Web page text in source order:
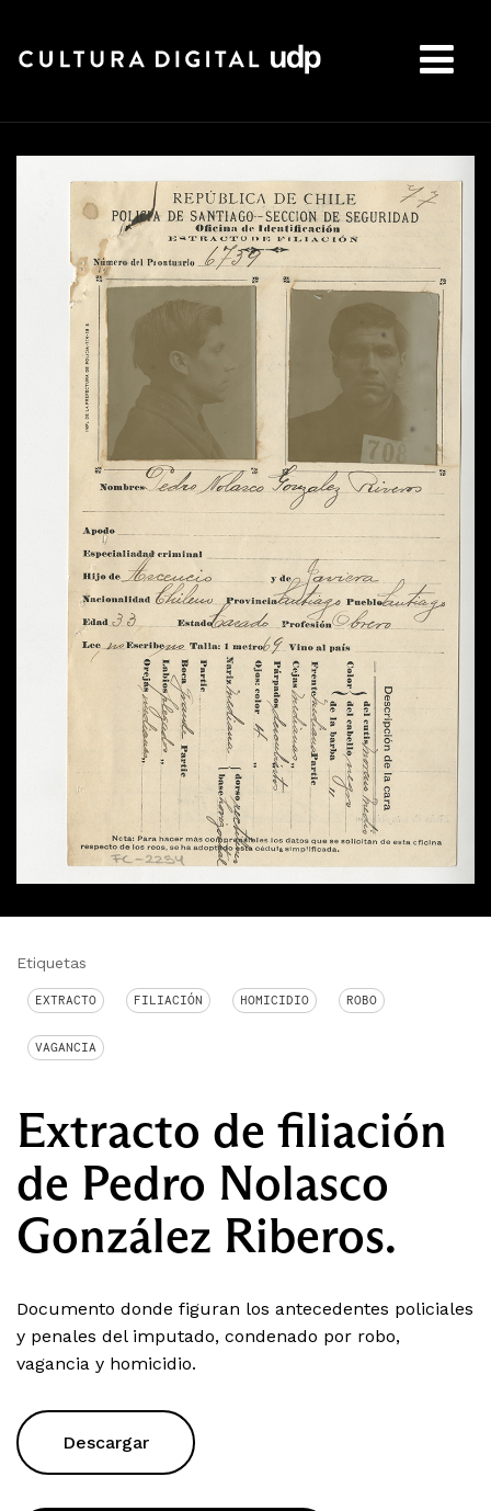
Etiquetas
EXTRACTO FILIACIÓN HOMICIDIO ROBO
VAGANCIA
Extracto de filiación
de Pedro Nolasco
González Riberos.
Documento donde figuran los antecedentes policiales
y penales del imputado, condenado por robo,
vagancia y homicidio.
Descargar